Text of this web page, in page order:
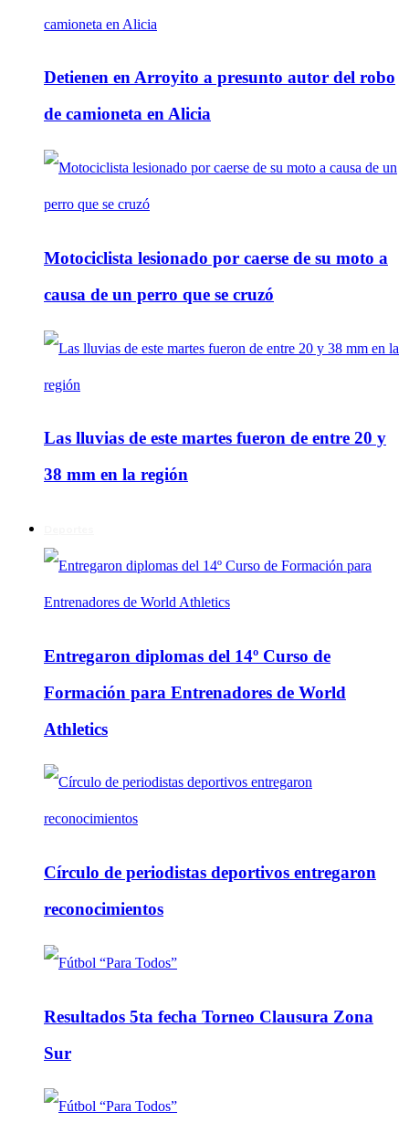
Detienen en Arroyito a presunto autor del robo
de camioneta en Alicia
Motociclista lesionado por caerse de su moto a
causa de un perro que se cruzó
Las lluvias de este martes fueron de entre 20 y
38 mm en la región
Entregaron diplomas del 14º Curso de
Formación para Entrenadores de World
Athletics
Círculo de periodistas deportivos entregaron
reconocimientos
Resultados 5ta fecha Torneo Clausura Zona
Sur